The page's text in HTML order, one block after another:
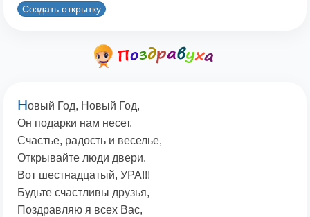
Создать открытку
Новый Год, Новый Год,
Он подарки нам несет.
Счастье, радость и веселье,
Открывайте люди двери.
Вот шестнадцатый, УРА!!!
Будьте счастливы друзья,
Поздравляю я всех Вас,